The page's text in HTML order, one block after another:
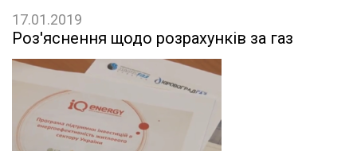
17.01.2019
Роз'яснення щодо розрахунків за газ